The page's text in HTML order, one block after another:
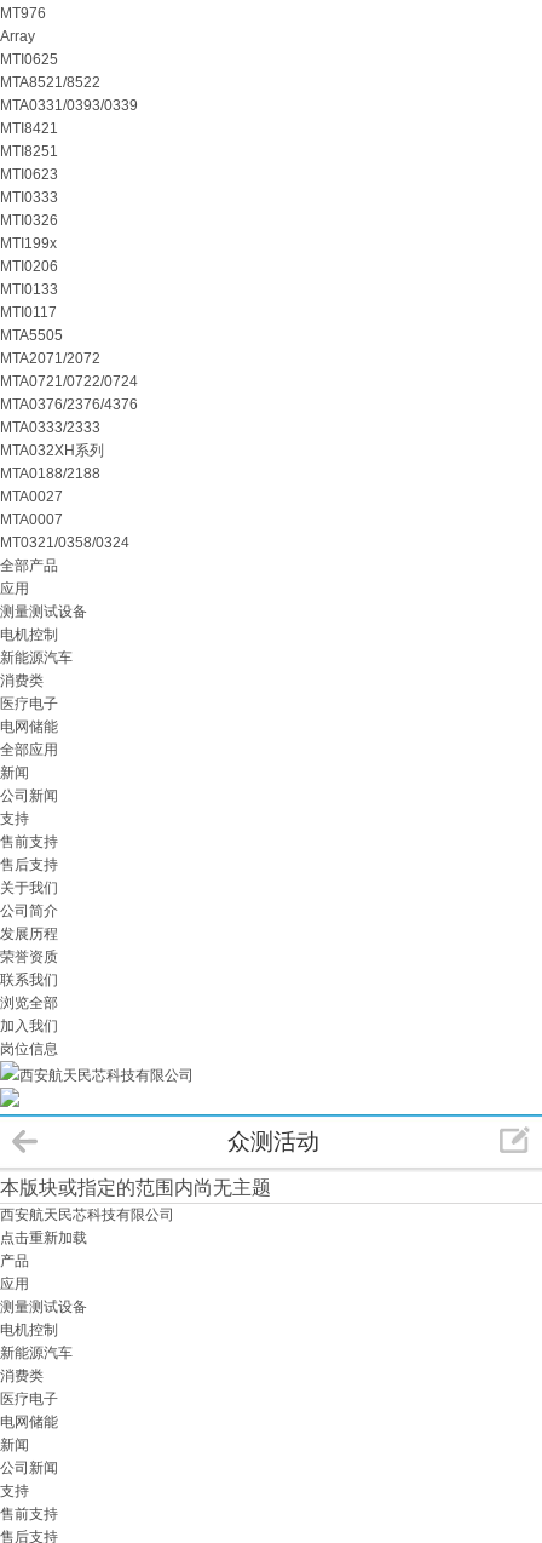
MT976
Array
MTI0625
MTA8521/8522
MTA0331/0393/0339
MTI8421
MTI8251
MTI0623
MTI0333
MTI0326
MTI199x
MTI0206
MTI0133
MTI0117
MTA5505
MTA2071/2072
MTA0721/0722/0724
MTA0376/2376/4376
MTA0333/2333
MTA032XH系列
MTA0188/2188
MTA0027
MTA0007
MT0321/0358/0324
全部产品
应用
测量测试设备
电机控制
新能源汽车
消费类
医疗电子
电网储能
全部应用
新闻
公司新闻
支持
售前支持
售后支持
关于我们
公司简介
发展历程
荣誉资质
联系我们
浏览全部
加入我们
岗位信息
西安航天民芯科技有限公司
众测活动
本版块或指定的范围内尚无主题
西安航天民芯科技有限公司
点击重新加载
产品
应用
测量测试设备
电机控制
新能源汽车
消费类
医疗电子
电网储能
新闻
公司新闻
支持
售前支持
售后支持